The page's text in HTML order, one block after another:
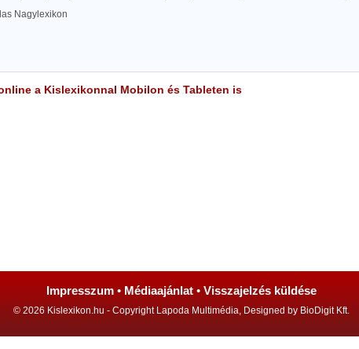
Nagylexikon
a Kislexikonnal Mobilon és Tableten is
Impresszum • Médiaajánlat • Visszajelzés küldése
© 2026 Kislexikon.hu - Copyright Lapoda Multimédia, Designed by BioDigit Kft.